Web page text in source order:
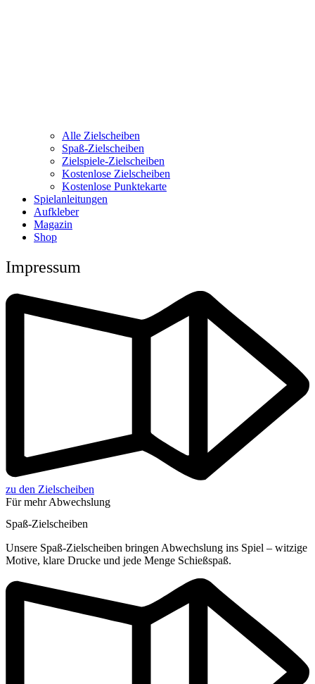
Alle Zielscheiben
Spaß-Zielscheiben
Zielspiele-Zielscheiben
Kostenlose Zielscheiben
Kostenlose Punktekarte
Spielanleitungen
Aufkleber
Magazin
Shop
Impressum
zu den Zielscheiben
Für mehr Abwechslung
Spaß-Zielscheiben
Unsere Spaß-Zielscheiben bringen Abwechslung ins Spiel – witzige
Motive, klare Drucke und jede Menge Schießspaß.